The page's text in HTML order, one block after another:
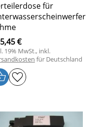
für
€
19% MwSt., inkl.
für Deutschland